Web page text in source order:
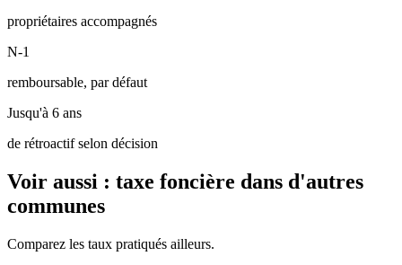
propriétaires accompagnés
N-1
remboursable, par défaut
Jusqu'à 6 ans
de rétroactif selon décision
Voir aussi : taxe foncière dans d'autres
communes
Comparez les taux pratiqués ailleurs.